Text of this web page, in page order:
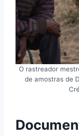
O rastreador
de amostras de